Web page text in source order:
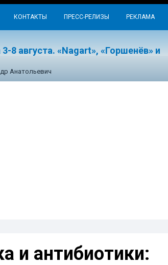
КОНТАКТЫ ПРЕСС-РЕЛИЗЫ РЕКЛАМА
8 августа. «Nagart», «Горшенёв» и
Анатольевич
и антибиотики: